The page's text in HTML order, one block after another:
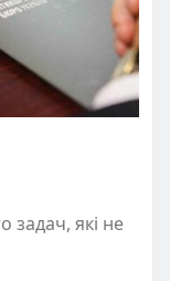
задач, які не